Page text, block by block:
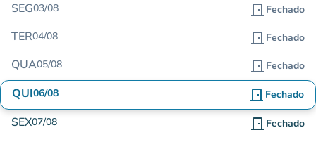
SEG03/08 door_front Fechado
TER04/08 door_front Fechado
QUA05/08 door_front Fechado
QUI06/08 door_front Fechado
SEX07/08 door_front Fechado